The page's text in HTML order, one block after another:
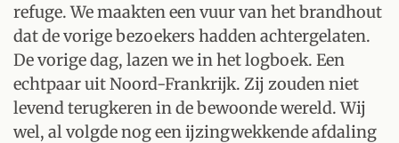
refuge. We maakten een vuur van het brandhout
dat de vorige bezoekers hadden achtergelaten.
De vorige dag, lazen we in het logboek. Een
echtpaar uit Noord-Frankrijk. Zij zouden niet
levend terugkeren in de bewoonde wereld. Wij
wel, al volgde nog een ijzingwekkende afdaling